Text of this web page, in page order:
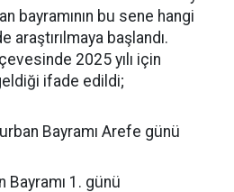
bayramının bu sene hangi
başlandı.
2025 yılı için
ifade edildi;
Bayramı Arefe günü
Bayramı 1. günü